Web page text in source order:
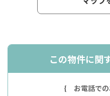
この物件に関
{ お電話で